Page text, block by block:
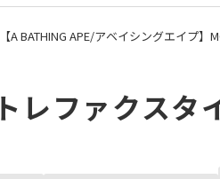
BATHING APE/アベイシングエイプ】
トレファクスタ